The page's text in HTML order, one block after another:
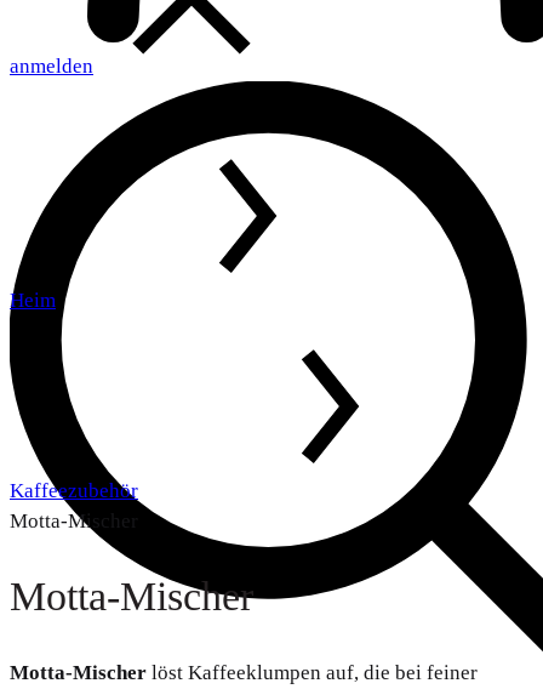
anmelden
Heim
Kaffeezubehör
Motta-Mischer
Motta-Mischer
Motta-Mischer löst Kaffeeklumpen auf, die bei feiner